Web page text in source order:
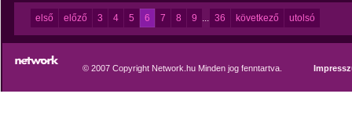
első előző 3 4 5 6 7 8 9 ... 36 következő utolsó
© 2007 Copyright Network.hu Minden jog fenntartva.